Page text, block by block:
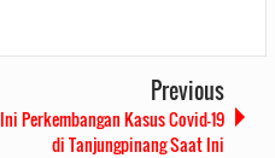
Previous
Ini Perkembangan Kasus Covid-19
di Tanjungpinang Saat Ini